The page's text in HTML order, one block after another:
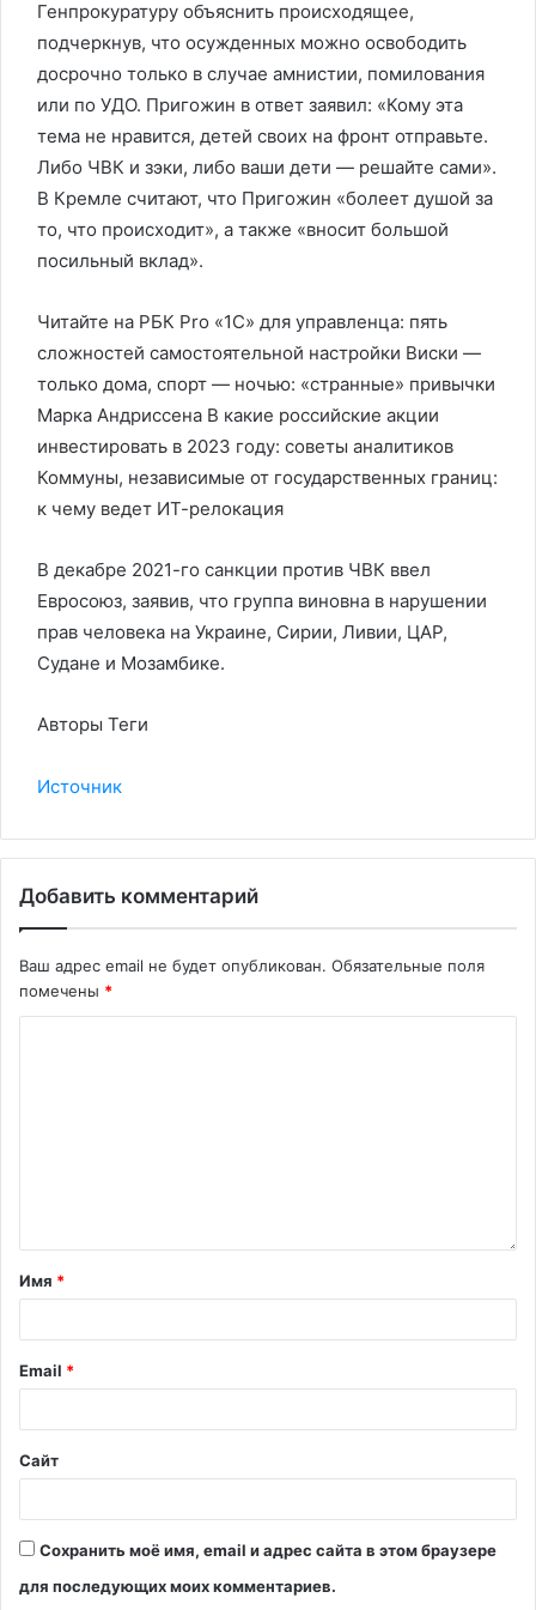
Генпрокуратуру объяснить происходящее,
подчеркнув, что осужденных можно освободить
досрочно только в случае амнистии, помилования
или по УДО. Пригожин в ответ заявил: «Кому эта
тема не нравится, детей своих на фронт отправьте.
Либо ЧВК и зэки, либо ваши дети — решайте сами».
В Кремле считают, что Пригожин «болеет душой за
то, что происходит», а также «вносит большой
посильный вклад».
Читайте на РБК Pro «1С» для управленца: пять
сложностей самостоятельной настройки Виски —
только дома, спорт — ночью: «странные» привычки
Марка Андриссена В какие российские акции
инвестировать в 2023 году: советы аналитиков
Коммуны, независимые от государственных границ:
к чему ведет ИТ-релокация
В декабре 2021-го санкции против ЧВК ввел
Евросоюз, заявив, что группа виновна в нарушении
прав человека на Украине, Сирии, Ливии, ЦАР,
Судане и Мозамбике.
Авторы Теги
Источник
Добавить комментарий
Ваш адрес email не будет опубликован. Обязательные поля
помечены *
Имя *
Email *
Сайт
Сохранить моё имя, email и адрес сайта в этом браузере
для последующих моих комментариев.